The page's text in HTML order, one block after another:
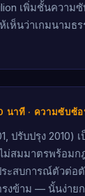
เพิ่มชั้นควา
เห็นว่าเกมนาม
นาที · ความซับซ้
ปรับปรุง
สมมาตรพร้อม
ระสบการณ์ตัวต่
งข้าม — นั้นง่าย